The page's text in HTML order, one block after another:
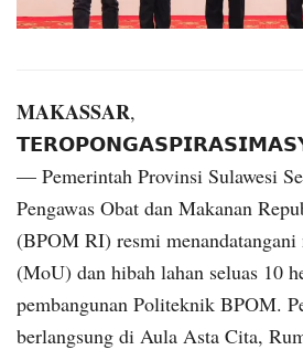
MAKASSAR,
— Pemerintah Provinsi Sulawesi
Pengawas Obat dan Makanan
(BPOM RI) resmi menandatangani
(MoU) dan hibah lahan seluas 10
pembangunan Politeknik BPOM.
berlangsung di Aula Asta Cita,